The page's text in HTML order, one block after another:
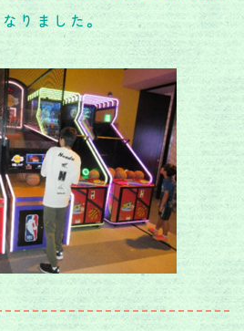
なりました。